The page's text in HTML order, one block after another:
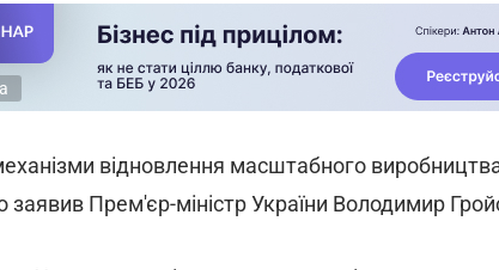
відновлення масштабного виробництва
заявив Прем'єр-міністр України Володимир